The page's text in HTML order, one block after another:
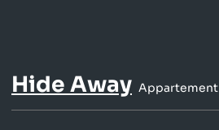
Hide Away Appartement